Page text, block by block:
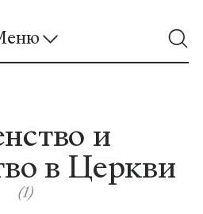
событий
и
в Церкви
(1)